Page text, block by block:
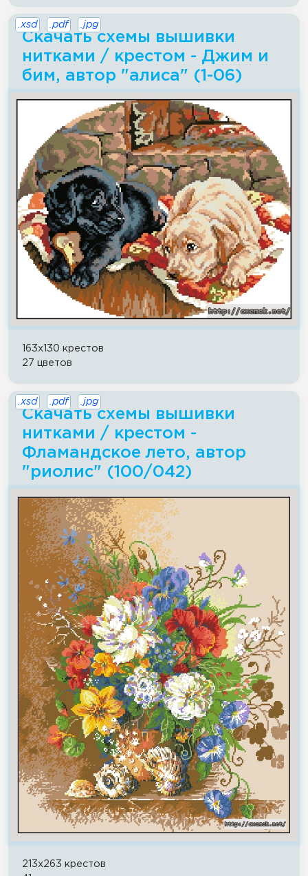
Скачать схемы вышивки
нитками / крестом - Джим и
бим, автор "алиса" (1-06)
.xsd .pdf .jpg
163x130 крестов
27 цветов
Скачать схемы вышивки
нитками / крестом -
Фламандское лето, автор
"риолис" (100/042)
.xsd .pdf .jpg
213x263 крестов